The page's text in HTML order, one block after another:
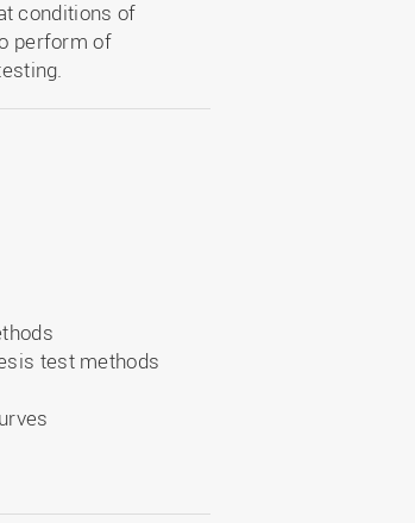
conditions of
perform of
test methods